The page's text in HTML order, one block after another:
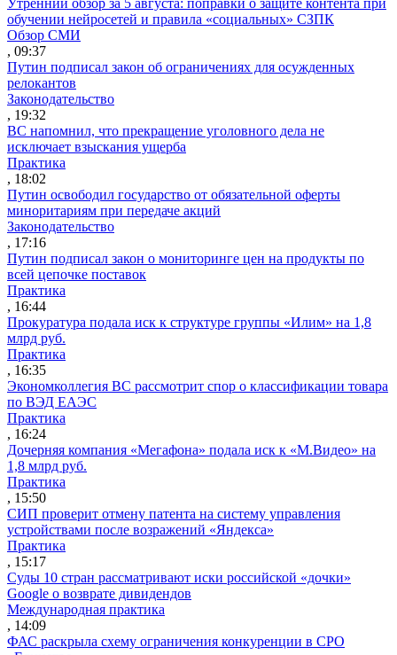
обучении нейросетей и правила «социальных» СЗПК
Обзор СМИ
, 09:37
Путин подписал закон об ограничениях для осужденных
релокантов
Законодательство
, 19:32
ВС напомнил, что прекращение уголовного дела не
исключает взыскания ущерба
Практика
, 18:02
Путин освободил государство от обязательной оферты
миноритариям при передаче акций
Законодательство
, 17:16
Путин подписал закон о мониторинге цен на продукты по
всей цепочке поставок
Практика
, 16:44
Прокуратура подала иск к структуре группы «Илим» на 1,8
млрд руб.
Практика
, 16:35
Экономколлегия ВС рассмотрит спор о классификации товара
по ВЭД ЕАЭС
Практика
, 16:24
Дочерняя компания «Мегафона» подала иск к «М.Видео» на
1,8 млрд руб.
Практика
, 15:50
СИП проверит отмену патента на систему управления
устройствами после возражений «Яндекса»
Практика
, 15:17
Суды 10 стран рассматривают иски российской «дочки»
Google о возврате дивидендов
Международная практика
, 14:09
ФАС раскрыла схему ограничения конкуренции в СРО